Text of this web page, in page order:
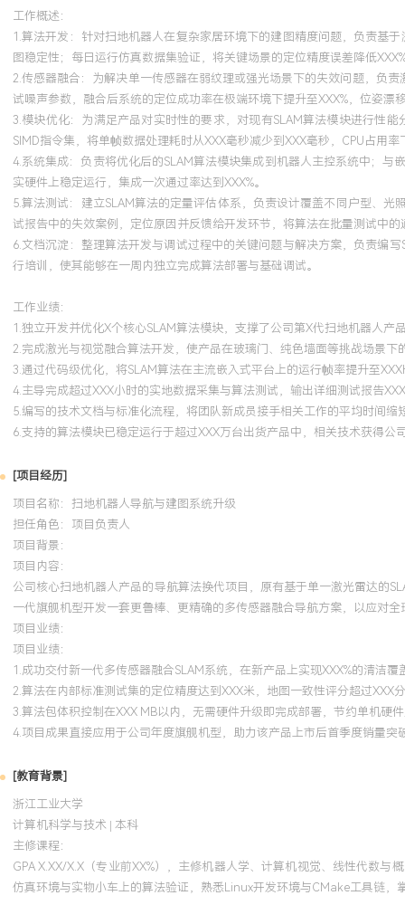
2024-09
系统学习了机器人操作系统（ROS）的核心概念与高级功能，将所
人项目的算法开发框架搭建。通过使用ROS的节点通信、TF坐标变
（Rviz）和仿真环境（Gazebo），建立了标准的SLAM算法开发与
内部的代码规范，使得算法仿真验证的效率提升了约XXX%。
工作概述：
1.算法开发：针对扫地机器人在复杂家居环境下的建图精度问题，负责基
图稳定性；每日运行仿真数据集验证，将关键场景的定位精度误差降低
2.传感器融合：为解决单一传感器在弱纹理或强光场景下的失效问题，负
试噪声参数，融合后系统的定位成功率在极端环境下提升至XXX%，位姿漂
3.模块优化：为满足产品对实时性的要求，对现有SLAM算法模块进行性
SIMD指令集，将单帧数据处理耗时从XXX毫秒减少到XXX毫秒，CPU占用率
4.系统集成：负责将优化后的SLAM算法模块集成到机器人主控系统中；
实硬件上稳定运行，集成一次通过率达到XXX%。
5.算法测试：建立SLAM算法的定量评估体系，负责设计覆盖不同户型、
试报告中的失效案例，定位原因并反馈给开发环节，将算法在批量测试中的
6.文档沉淀：整理算法开发与调试过程中的关键问题与解决方案，负责编
行培训，使其能够在一周内独立完成算法部署与基础调试。
工作业绩：
1.独立开发并优化X个核心SLAM算法模块，支撑了公司第X代扫地机器人产
2.完成激光与视觉融合算法开发，使产品在玻璃门、纯色墙面等挑战场景下
3.通过代码级优化，将SLAM算法在主流嵌入式平台上的运行帧率提升至
4.主导完成超过XXX小时的实地数据采集与算法测试，输出详细测试报告
5.编写的技术文档与标准化流程，将团队新成员接手相关工作的平均时间缩
6.支持的算法模块已稳定运行于超过XXX万台出货产品中，相关技术获得公
[项目经历]
项目名称：扫地机器人导航与建图系统升级
担任角色： 项目负责人
项目背景：
项目内容：
公司核心扫地机器人产品的导航算法换代项目，原有基于单一激光雷达的
一代旗舰机型开发一套更鲁棒、更精确的多传感器融合导航方案，以应对
项目业绩：
项目业绩：
1.成功交付新一代多传感器融合SLAM系统，在新产品上实现XXX%的清洁
2.算法在内部标准测试集的定位精度达到XXX米，地图一致性评分超过XXX
3.算法包体积控制在XXX MB以内，无需硬件升级即完成部署，节约单机硬
4.项目成果直接应用于公司年度旗舰机型，助力该产品上市后首季度销量突
[教育背景]
浙江工业大学
计算机科学与技术 | 本科
主修课程：
GPA X.XX/X.X（专业前XX%），主修机器人学、计算机视觉、线性代数
仿真环境与实物小车上的算法验证，熟悉Linux开发环境与CMake工具链，